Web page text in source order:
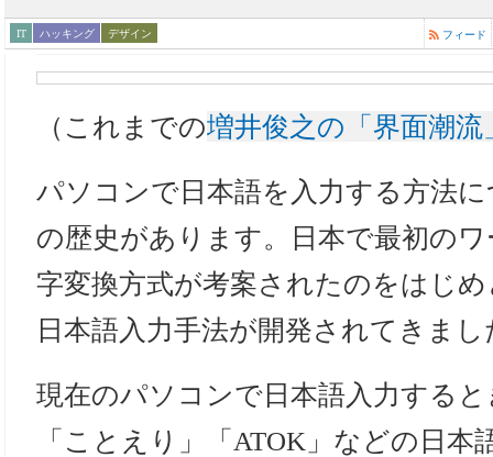
IT ハッキング デザイン フィード
（これまでの増井俊之の「界面潮
パソコンで日本語を入力する方法
の歴史があります。日本で最初の
字変換方式が考案されたのをはじ
日本語入力手法が開発されてきまし
現在のパソコンで日本語入力する
「ことえり」「ATOK」などの日